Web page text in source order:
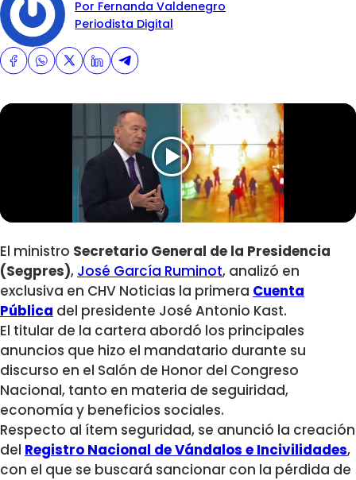
Por Fernanda Valdenegro
Periodista Digital
El ministro Secretario General de la Presidencia
(Segpres), José García Ruminot, analizó en
exclusiva en CHV Noticias la primera Cuenta
Pública del presidente José Antonio Kast.
El titular de la cartera abordó los principales
anuncios que hizo el mandatario durante su
discurso en el Salón de Honor del Congreso
Nacional, tanto en materia de seguiridad,
economía y beneficios sociales.
Respecto al ítem seguridad, se anunció la creación
del Registro Nacional de Vándalos e Incivilidades,
con el que se buscará sancionar con la pérdida de